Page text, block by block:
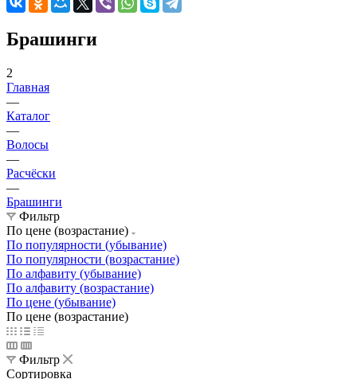
Брашинги
2
Главная
—
Каталог
—
Волосы
—
Расчёски
—
Брашинги
Фильтр
По цене (возрастание)
По популярности (убывание)
По популярности (возрастание)
По алфавиту (убывание)
По алфавиту (возрастание)
По цене (убывание)
По цене (возрастание)
Фильтр
Сортировка